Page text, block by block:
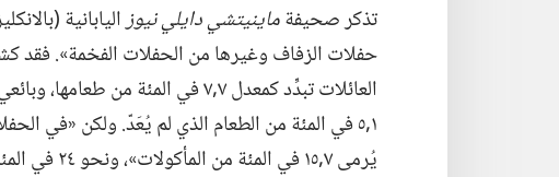
تذكر صحيفةماينيتشي دايلي نيوزاليابانية
حفلات الزفاف وغيرها من الحفلات الفخمة».‏ فقد
١‏,٥ في المئة من الطعام الذي لم يُعَدّ.‏ ولكن «في
يُرمى ٧‏,١٥